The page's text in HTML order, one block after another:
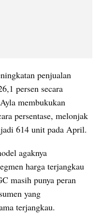
penjualan
persen secara
membukukan
persentase, melonjak
614 unit pada April.
agaknya
harga terjangkau
masih punya peran
yang
terjangkau.